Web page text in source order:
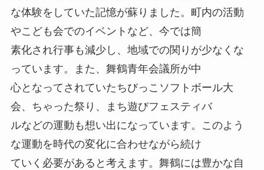
な体験をしていた記憶が蘇りました。町内の活動
やこども会でのイベントなど、今では簡
素化され行事も減少し、地域での関りが少なくな
っています。また、舞鶴青年会議所が中
心となってされていたちびっこソフトボール大
会、ちゃった祭り、まち遊びフェスティバ
ルなどの運動も想い出になっています。このよう
な運動を時代の変化に合わせながら続け
ていく必要があると考えます。舞鶴には豊かな自